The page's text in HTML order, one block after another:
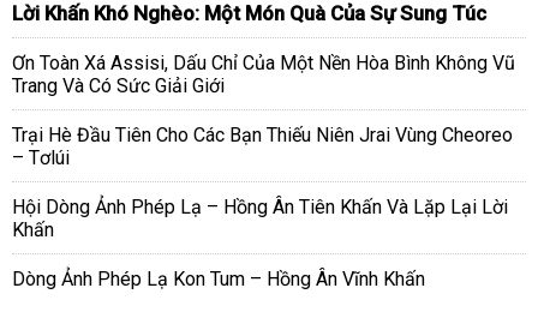
Lời Khấn Khó Nghèo: Một Món Quà Của Sự Sung Túc
Ơn Toàn Xá Assisi, Dấu Chỉ Của Một Nền Hòa Bình Không Vũ
Trang Và Có Sức Giải Giới
Trại Hè Đầu Tiên Cho Các Bạn Thiếu Niên Jrai Vùng Cheoreo
– Tơlúi
Hội Dòng Ảnh Phép Lạ – Hồng Ân Tiên Khấn Và Lặp Lại Lời
Khấn
Dòng Ảnh Phép Lạ Kon Tum – Hồng Ân Vĩnh Khấn